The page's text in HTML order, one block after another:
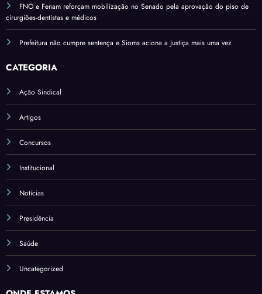
FNO e Fenam reforçam mobilização no Senado pela aprovação do piso de
cirurgiões-dentistas e médicos
Prefeitura não cumpre sentença e Sioms aciona a Justiça mais uma vez
CATEGORIA
Ação Sindical
Artigos
Concursos
Institucional
Notícias
Presidência
Saúde
Uncategorized